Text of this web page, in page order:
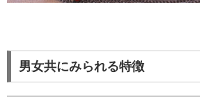
男女共にみられる特徴